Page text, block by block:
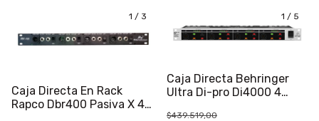
1 / 3
Caja Directa En Rack
Rapco Dbr400 Pasiva X 4
1 / 5
Caja Directa Behringer
Ultra Di-pro Di4000 4
$439.519,00